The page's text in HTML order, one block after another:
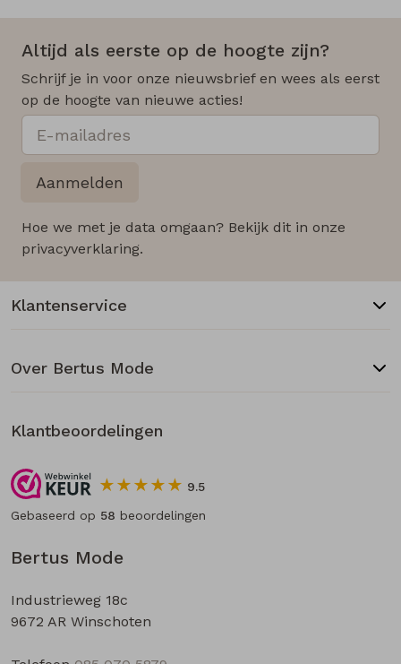
Altijd als eerste op de hoogte zijn?
Schrijf je in voor onze nieuwsbrief en wees als eerst
op de hoogte van nieuwe acties!
Aanmelden
Hoe we met je data omgaan? Bekijk dit in onze
privacyverklaring.
Bertus Mode
Industrieweg 18c
9672 AR Winschoten
Klantenservice
Over Bertus Mode
Klantbeoordelingen
9.5
Gebaseerd op 58 beoordelingen